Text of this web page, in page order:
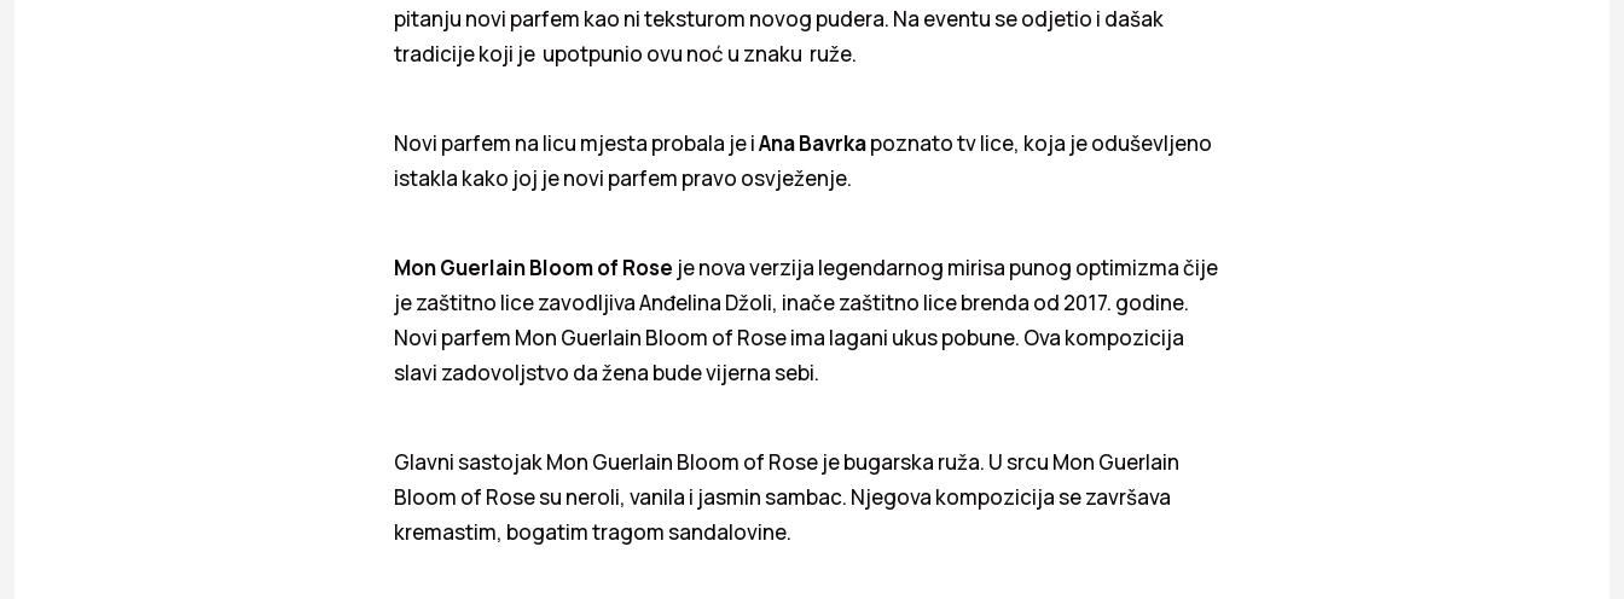
pitanju novi parfem kao ni teksturom novog pudera. Na eventu se odjetio i dašak
tradicije koji je upotpunio ovu noć u znaku ruže.
Novi parfem na licu mjesta probala je iAna Bavrkapoznato tv lice, koja je oduševljeno
istakla kako joj je novi parfem pravo osvježenje.
Mon Guerlain Bloom of Rose je nova verzija legendarnog mirisa punog optimizma čije
je zaštitno lice zavodljiva Anđelina Džoli, inače zaštitno lice brenda od 2017. godine.
Novi parfem Mon Guerlain Bloom of Rose ima lagani ukus pobune. Ova kompozicija
slavi zadovoljstvo da žena bude vijerna sebi.
Glavni sastojak Mon Guerlain Bloom of Rose je bugarska ruža. U srcu Mon Guerlain
Bloom of Rose su neroli, vanila i jasmin sambac. Njegova kompozicija se završava
kremastim, bogatim tragom sandalovine.